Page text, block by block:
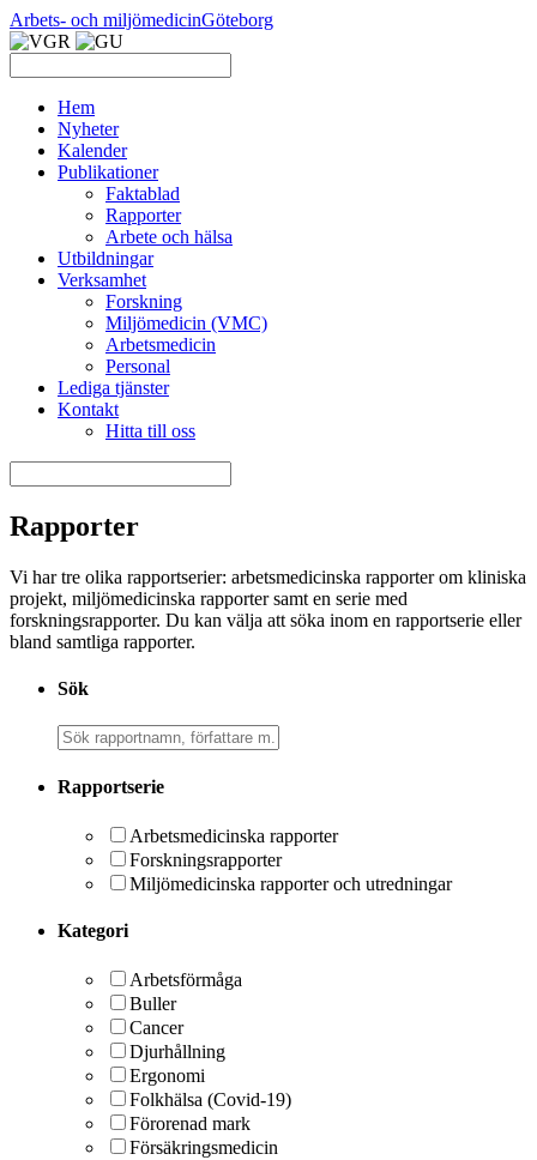
Arbets- och miljömedicinGöteborg
Hem
Nyheter
Kalender
Publikationer
Faktablad
Rapporter
Arbete och hälsa
Utbildningar
Verksamhet
Forskning
Miljömedicin (VMC)
Arbetsmedicin
Personal
Lediga tjänster
Kontakt
Hitta till oss
Rapporter
Vi har tre olika rapportserier: arbetsmedicinska rapporter om kliniska
projekt, miljömedicinska rapporter samt en serie med
forskningsrapporter. Du kan välja att söka inom en rapportserie eller
bland samtliga rapporter.
Sök
Rapportserie
Arbetsmedicinska rapporter
Forskningsrapporter
Miljömedicinska rapporter och utredningar
Kategori
Arbetsförmåga
Buller
Cancer
Djurhållning
Ergonomi
Folkhälsa (Covid-19)
Förorenad mark
Försäkringsmedicin